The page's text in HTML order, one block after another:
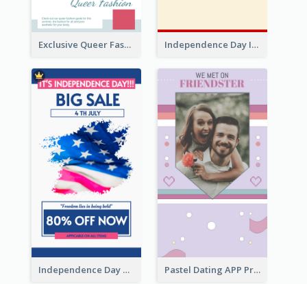
Exclusive Queer Fashion Instagram Story Independence Day Info Instagram Story
Independence Day Sale Instagram Story Pastel Dating APP Promotion Instagram Story Design